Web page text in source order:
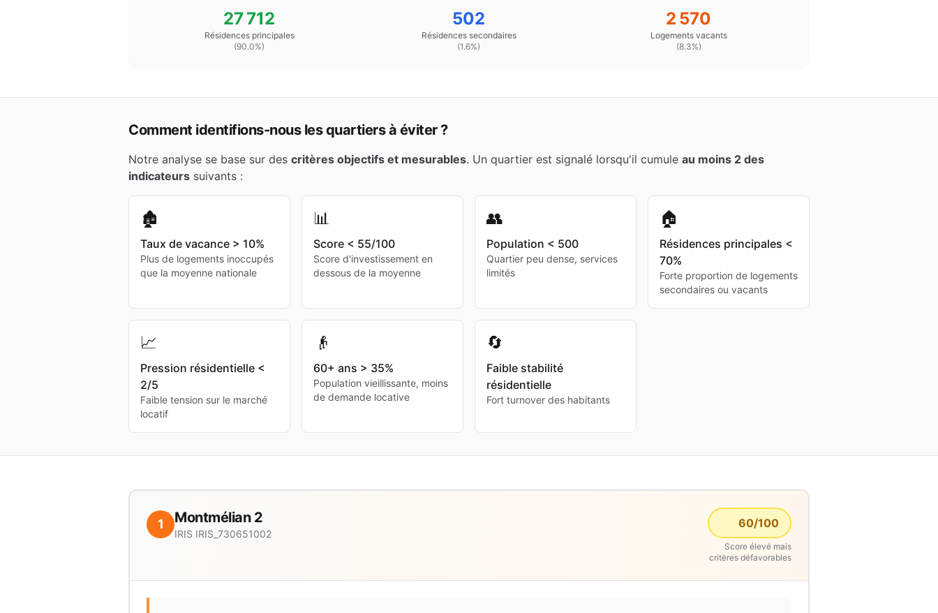
27 712
Résidences principales
(90.0%)
502
Résidences secondaires
(1.6%)
2 570
Logements vacants
(8.3%)
Comment identifions-nous les quartiers à éviter ?
Notre analyse se base sur des critères objectifs et mesurables. Un quartier est signalé lorsqu'il cumule au moins 2 des
indicateurs suivants :
🏚️
Taux de vacance > 10%
Plus de logements inoccupés
que la moyenne nationale
📊
Score < 55/100
Score d'investissement en
dessous de la moyenne
👥
Population < 500
Quartier peu dense, services
limités
🏠
Résidences principales <
70%
Forte proportion de logements
secondaires ou vacants
📈
Pression résidentielle <
2/5
Faible tension sur le marché
locatif
👴
60+ ans > 35%
Population vieillissante, moins
de demande locative
🔄
Faible stabilité
résidentielle
Fort turnover des habitants
1 Montmélian 2
IRIS IRIS_730651002
60/100
Score élevé mais
critères défavorables